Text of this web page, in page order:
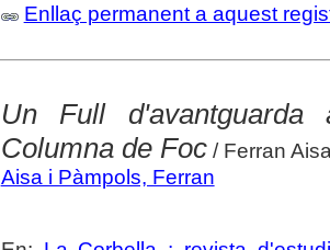
Enllaç permanent a aquest
Un Full
Columna de Foc/ Ferran
Aisa i Pàmpols, Ferran